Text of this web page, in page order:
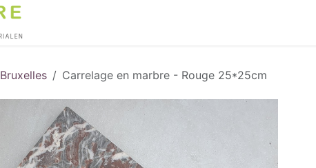
Bruxelles Carrelage en marbre - Rouge 25*25cm